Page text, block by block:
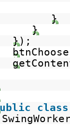
}
}
});
class